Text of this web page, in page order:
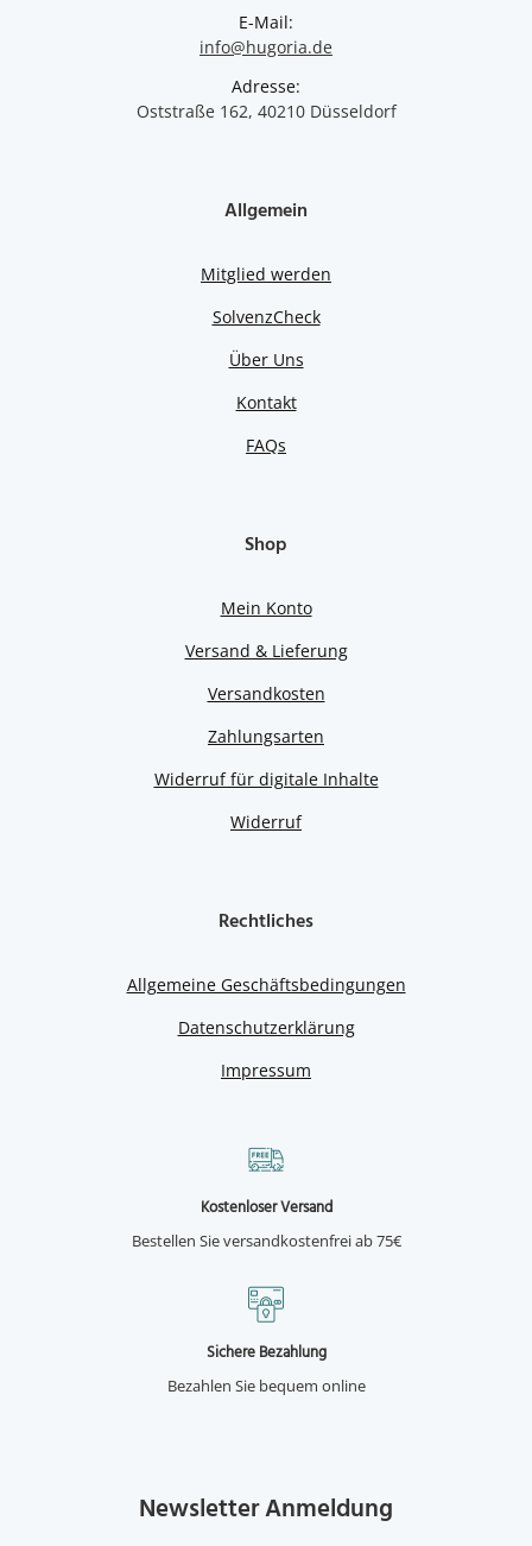
E-Mail:
info@hugoria.de
Adresse:
Oststraße 162, 40210 Düsseldorf
Allgemein
Mitglied werden
SolvenzCheck
Über Uns
Kontakt
FAQs
Shop
Mein Konto
Versand & Lieferung
Versandkosten
Zahlungsarten
Widerruf für digitale Inhalte
Widerruf
Rechtliches
Allgemeine Geschäftsbedingungen
Datenschutzerklärung
Impressum
Kostenloser Versand
Bestellen Sie versandkostenfrei ab 75€
Sichere Bezahlung
Bezahlen Sie bequem online
Newsletter Anmeldung